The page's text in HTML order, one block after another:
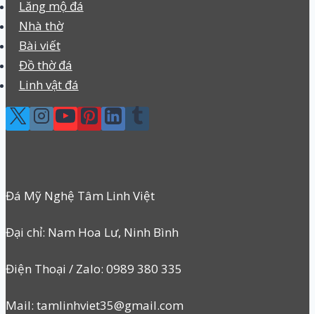
Lăng mộ đá
Nhà thờ
Bài viết
Đồ thờ đá
Linh vật đá
Đá Mỹ Nghệ Tâm Linh Việt
Đại chỉ: Nam Hoa Lư, Ninh Bình
Điện Thoại / Zalo: 0989 380 335
Mail: tamlinhviet35@gmail.com